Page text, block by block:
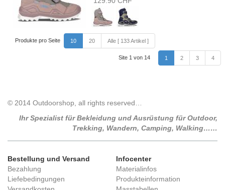
Produkte pro Seite 10 20 Alle [ 133 Artikel ]
Site 1 von 14 1 2 3 4
© 2014 Outdoorshop, all rights reserved…
Ihr Spezialist für Bekleidung und Ausrüstung für Outdoor,
Trekking, Wandern, Camping, Walking……
Bestellung und Versand
Bezahlung
Liefebedingungen
Infocenter
Materialinfos
Produkteinformation